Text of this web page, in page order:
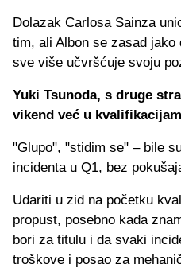
Dolazak Carlosa Sainza
tim, ali Albon se zasad
sve više učvršćuje svoju
Yuki Tsunoda, s druge
vikend već u
"Glupo", "stidim se" – bile
incidenta u Q1, bez
Udariti u zid na početku
propust, posebno kada
bori za titulu i da svaki
troškove i posao za